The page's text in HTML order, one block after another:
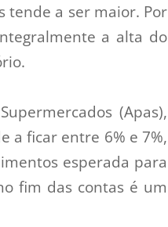
tende a ser maior. Por
a alta do
(Apas),
a ficar entre 6% e 7%,
esperada para
fim das contas é um